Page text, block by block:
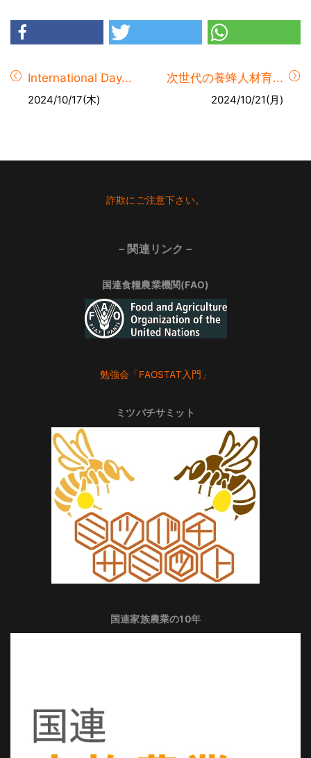
International Day...
2024/10/17(木)
次世代の養蜂人材育...
2024/10/21(月)
詐欺にご注意下さい。
－関連リンク－
国連食糧農業機関(FAO)
勉強会「FAOSTAT入門」
ミツバチサミット
国連家族農業の10年